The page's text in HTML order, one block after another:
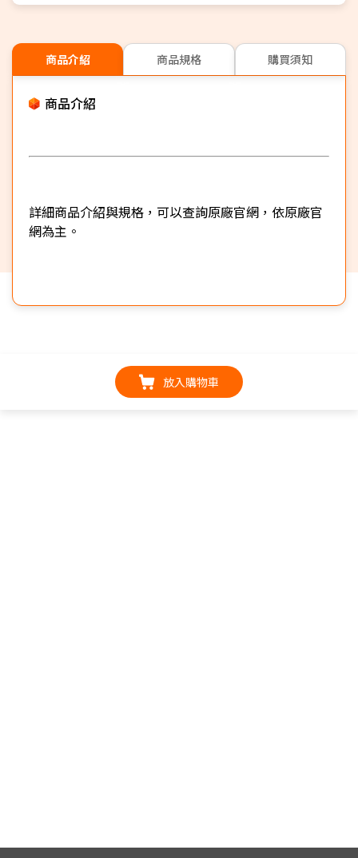
商品介紹 商品規格 購買須知
商品介紹
詳細商品介紹與規格，可以查詢原廠官網，依原廠官
網為主。
放入購物車